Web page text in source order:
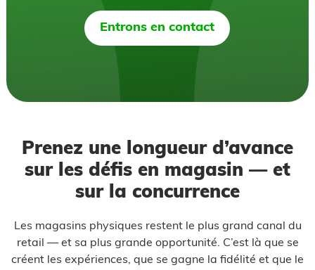
Entrons en contact
Prenez une longueur d’avance
sur les défis en magasin — et
sur la concurrence
Les magasins physiques restent le plus grand canal du
retail — et sa plus grande opportunité. C’est là que se
créent les expériences, que se gagne la fidélité et que le